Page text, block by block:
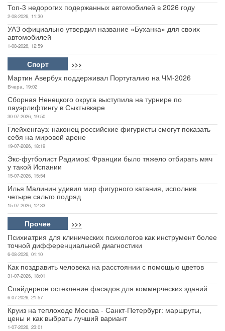
Топ-3 недорогих подержанных автомобилей в 2026 году
2-08-2026, 11:30
УАЗ официально утвердил название «Буханка» для своих
автомобилей
1-08-2026, 12:59
Спорт >>>
Мартин Авербух поддерживал Португалию на ЧМ-2026
Вчера, 19:02
Сборная Ненецкого округа выступила на турнире по
пауэрлифтингу в Сыктывкаре
30-07-2026, 19:50
Глейхенгауз: наконец российские фигуристы смогут показать
себя на мировой арене
19-07-2026, 18:19
Экс-футболист Радимов: Франции было тяжело отбирать мяч
у такой Испании
15-07-2026, 15:54
Илья Малинин удивил мир фигурного катания, исполнив
четыре сальто подряд
15-07-2026, 12:33
Прочее >>>
Психиатрия для клинических психологов как инструмент более
точной дифференциальной диагностики
6-08-2026, 01:10
Как поздравить человека на расстоянии с помощью цветов
31-07-2026, 18:01
Спайдерное остекление фасадов для коммерческих зданий
6-07-2026, 21:57
Круиз на теплоходе Москва - Санкт-Петербург: маршруты,
цены и как выбрать лучший вариант
1-07-2026, 23:01